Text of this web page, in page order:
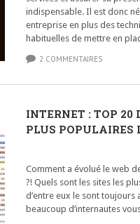
indispensable. Il est donc
entreprise en plus des
habituelles de mettre en
2 COMMENTAIRES
INTERNET : TOP 20
PLUS POPULAIRES
Comment a évolué le web
?! Quels sont les sites les
d’entre eux le sont toujours
beaucoup d’internautes